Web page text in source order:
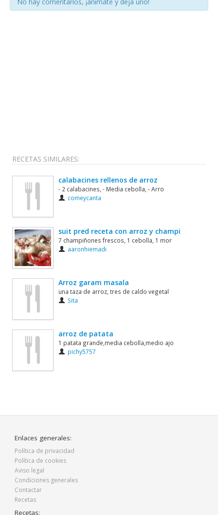
RECETAS SIMILARES:
calabacines rellenos de arroz
- 2 calabacines, - Media cebolla, - Arro
comeycanta
suit pred receta con arroz y champi
7 champiñones frescos, 1 cebolla, 1 mor
aaronhiemadi
Arroz garam masala
una taza de arroz, tres de caldo vegetal
Sita
arroz de patata
1 patata grande,media cebolla,medio ajo
pichy5757
Enlaces generales:
Política de privacidad
Política de cookies
Aviso legal
Condiciones generales
Contactar
Recetas
Recetas: